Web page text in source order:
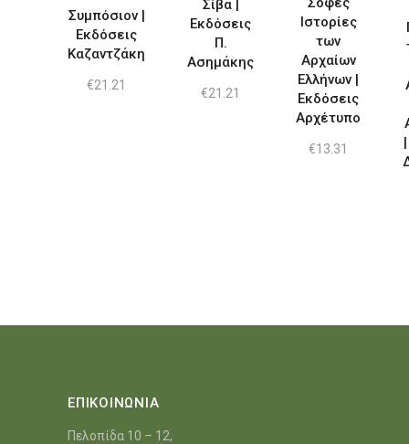
Συμπόσιον |
Εκδόσεις
Καζαντζάκη
€21.21
Σίβα |
Εκδόσεις
Π.
Ασημάκης
€21.21
Ιστορίες
των
Αρχαίων
Ελλήνων |
Εκδόσεις
Αρχέτυπο
€13.31
ΕΠΙΚΟΙΝΩΝΙΑ
Πελοπίδα 10 – 12,